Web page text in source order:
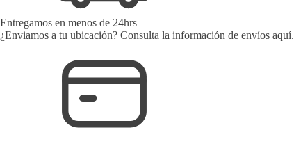
Entregamos en menos de 24hrs
¿Enviamos a tu ubicación? Consulta la información de envíos aquí.